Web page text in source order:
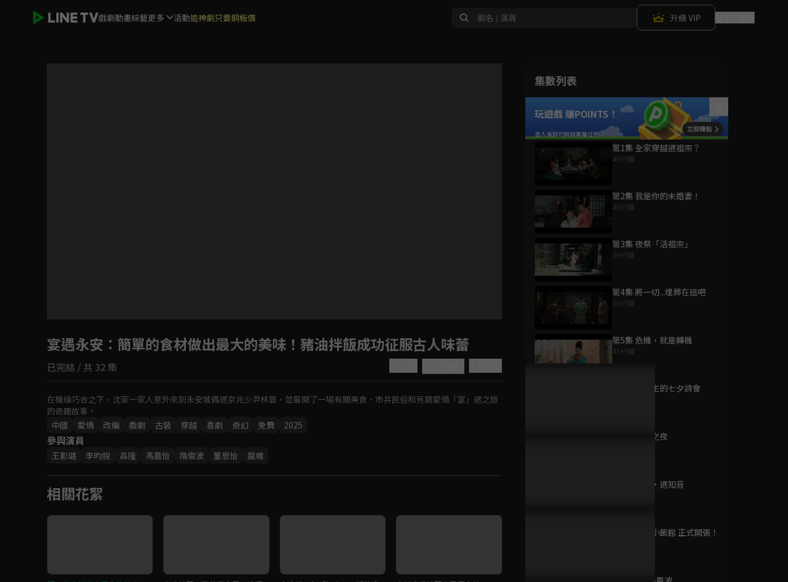
戲劇動畫綜藝更多 活動追神劇只要銅板價 升級 VIP
集數列表
玩遊戲 賺POINTS！
第1集 全家穿越遇祖宗？
40分鐘
第2集 我是你的未婚妻！
40分鐘
第3集 夜祭「活祖宗」
36分鐘
第4集 將一切...埋葬在這吧
36分鐘
第5集 危機，就是轉機
41分鐘
第6集 長公主的七夕詩會
第7集 月圓之夜
第8集 他鄉・遇知音
第9集 沈家小飯館 正式開張！
宴遇永安 ：簡單的食材做出最大的美味！豬油拌飯成功征服古人味蕾
已完結 / 共 32 集
在機緣巧合之下，沈家一家人意外來到永安城偶遇京兆少尹林晏，並展開了一場有關美食、市井民俗和另類愛情「宴」遇之旅
的奇趣故事。
中國
愛情 改編 戲劇 古裝 穿越 喜劇 奇幻 免費 2025
參與演員
王影璐 李昀銳 昌隆 馮嘉怡 隋俊波 董思怡 扈帷
相關花絮
為您推薦
警徽天職 S4
已完結 / 共 24 集